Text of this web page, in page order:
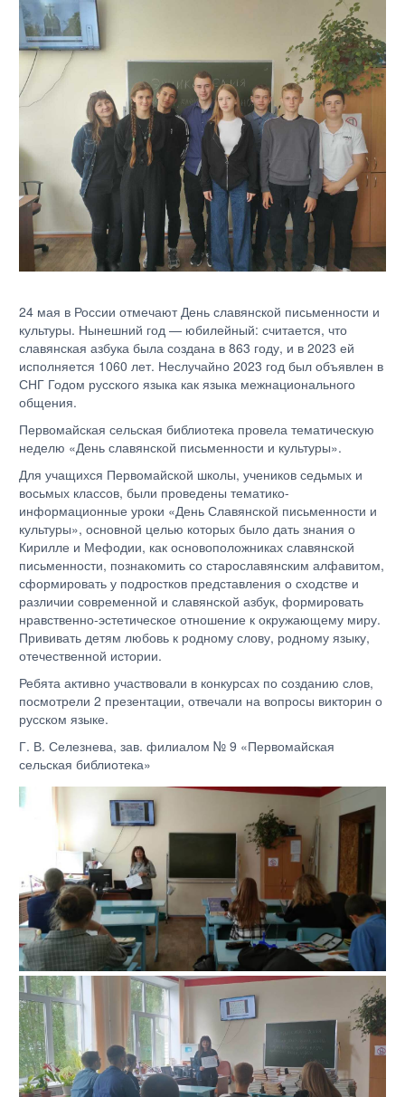
24 мая в России отмечают День славянской письменности и
культуры. Нынешний год — юбилейный: считается, что
славянская азбука была создана в 863 году, и в 2023 ей
исполняется 1060 лет. Неслучайно 2023 год был объявлен в
СНГ Годом русского языка как языка межнационального
общения.
Первомайская сельская библиотека провела тематическую
неделю «День славянской письменности и культуры».
Для учащихся Первомайской школы, учеников седьмых и
восьмых классов, были проведены тематико-
информационные уроки «День Славянской письменности и
культуры», основной целью которых было дать знания о
Кирилле и Мефодии, как основоположниках славянской
письменности, познакомить со старославянским алфавитом,
сформировать у подростков представления о сходстве и
различии современной и славянской азбук, формировать
нравственно-эстетическое отношение к окружающему миру.
Прививать детям любовь к родному слову, родному языку,
отечественной истории.
Ребята активно участвовали в конкурсах по созданию слов,
посмотрели 2 презентации, отвечали на вопросы викторин о
русском языке.
Г. В. Селезнева, зав. филиалом № 9 «Первомайская
сельская библиотека»